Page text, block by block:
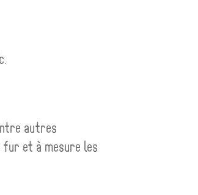
autres
fur et à mesure les